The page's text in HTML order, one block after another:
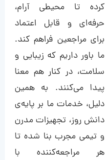
کرده تا محیطی آرام،
حرفه‌ای و قابل اعتماد
برای مراجعین فراهم کند.
ما باور داریم که زیبایی و
سلامت، در کنار هم معنا
پیدا می‌کنند. به همین
دلیل، خدمات ما بر پایه‌ی
دانش روز، تجهیزات مدرن
و تیمی مجرب بنا شده تا
هر مراجعه‌کننده با